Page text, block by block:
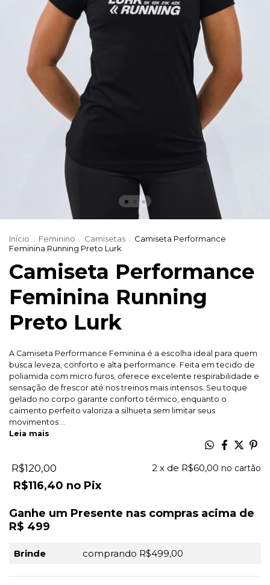
Início Feminino Camisetas
Camiseta Performance
Feminina Running Preto Lurk
Camiseta Performance
Feminina Running
Preto Lurk
A Camiseta Performance Feminina é a escolha ideal para quem
busca leveza, conforto e alta performance. Feita em tecido de
poliamida com micro furos, oferece excelente respirabilidade e
sensação de frescor até nos treinos mais intensos. Seu toque
gelado no corpo garante conforto térmico, enquanto o
caimento perfeito valoriza a silhueta sem limitar seus
movimentos ...
Leia mais
R$120,00 2 x de R$60,00
R$116,40 Pix
Ganhe um Presente nas compras acima de
R$ 499
Brinde comprando R$499,00